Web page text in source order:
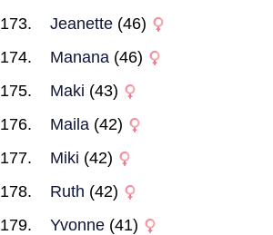
Jeanette (46)
Manana (46)
Maki (43)
Maila (42)
Miki (42)
Ruth (42)
Yvonne (41)